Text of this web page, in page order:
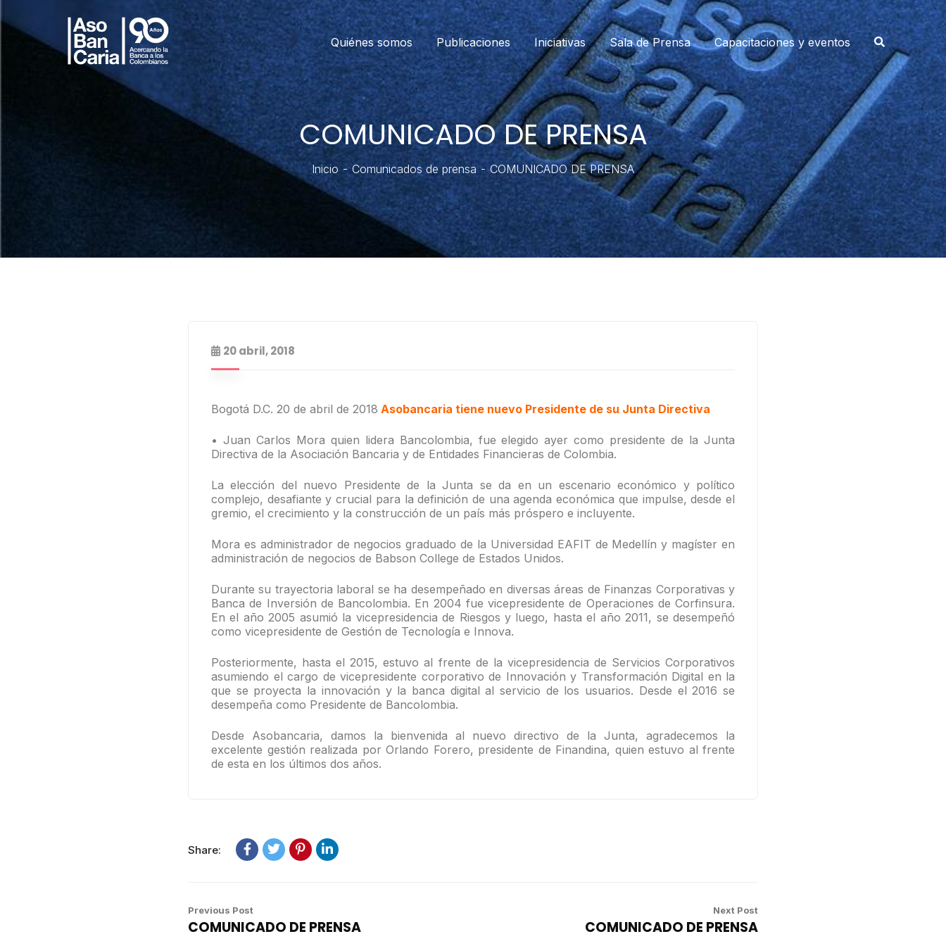
Quiénes somos Publicaciones Iniciativas Sala de Prensa Capacitaciones y eventos
COMUNICADO DE PRENSA
Inicio Comunicados de prensa COMUNICADO DE PRENSA
20 abril, 2018
Bogotá D.C. 20 de abril de 2018 Asobancaria tiene nuevo Presidente de su Junta Directiva
• Juan Carlos Mora quien lidera Bancolombia, fue elegido ayer como presidente de la Junta
Directiva de la Asociación Bancaria y de Entidades Financieras de Colombia.
La elección del nuevo Presidente de la Junta se da en un escenario económico y político
complejo, desafiante y crucial para la definición de una agenda económica que impulse, desde el
gremio, el crecimiento y la construcción de un país más próspero e incluyente.
Mora es administrador de negocios graduado de la Universidad EAFIT de Medellín y magíster en
administración de negocios de Babson College de Estados Unidos.
Durante su trayectoria laboral se ha desempeñado en diversas áreas de Finanzas Corporativas y
Banca de Inversión de Bancolombia. En 2004 fue vicepresidente de Operaciones de Corfinsura.
En el año 2005 asumió la vicepresidencia de Riesgos y luego, hasta el año 2011, se desempeñó
como vicepresidente de Gestión de Tecnología e Innova.
Posteriormente, hasta el 2015, estuvo al frente de la vicepresidencia de Servicios Corporativos
asumiendo el cargo de vicepresidente corporativo de Innovación y Transformación Digital en la
que se proyecta la innovación y la banca digital al servicio de los usuarios. Desde el 2016 se
desempeña como Presidente de Bancolombia.
Desde Asobancaria, damos la bienvenida al nuevo directivo de la Junta, agradecemos la
excelente gestión realizada por Orlando Forero, presidente de Finandina, quien estuvo al frente
de esta en los últimos dos años.
Share:
Previous Post
COMUNICADO DE PRENSA
Next Post
COMUNICADO DE PRENSA